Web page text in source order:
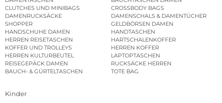
CLUTCHES UND MINIBAGS
CROSSBODY BAGS
DAMENRUCKSÄCKE
DAMENSCHALS & DAMENTÜCHER
SHOPPER
GELDBÖRSEN DAMEN
HANDSCHUHE DAMEN
HANDTASCHEN
HERREN REISETASCHEN
HARTSCHALENKOFFER
KOFFER UND TROLLEYS
HERREN KOFFER
HERREN KULTURBEUTEL
LAPTOPTASCHEN
REISEGEPÄCK DAMEN
RUCKSÄCKE HERREN
BAUCH- & GÜRTELTASCHEN
TOTE BAG
Kinder